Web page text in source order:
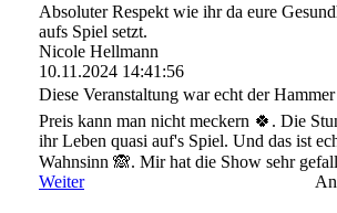
Absoluter Respekt wie ihr da eure
aufs Spiel setzt.
Nicole Hellmann
10.11.2024 14:41:56
Diese Veranstaltung war echt der
Preis kann man nicht meckern 🍀. Die
ihr Leben quasi auf's Spiel. Und das ist
Wahnsinn 🙈. Mir hat die Show sehr
Weiter